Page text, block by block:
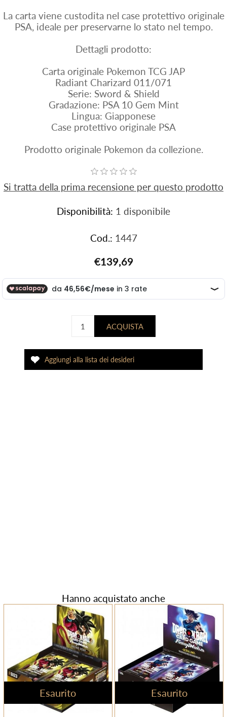
La carta viene custodita nel case protettivo originale
PSA, ideale per preservarne lo stato nel tempo.
Dettagli prodotto:
Carta originale Pokemon TCG JAP
Radiant Charizard 011/071
Serie: Sword & Shield
Gradazione: PSA 10 Gem Mint
Lingua: Giapponese
Case protettivo originale PSA
Prodotto originale Pokemon da collezione.
Si tratta della prima recensione per questo prodotto
Disponibilità: 1 disponibile
Cod.: 1447
€139,69
Hanno acquistato anche
Esaurito Esaurito